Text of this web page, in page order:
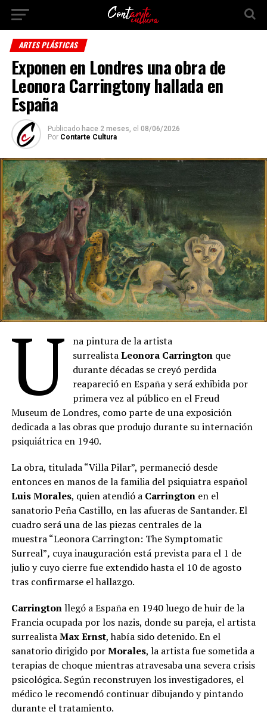
ARTES PLÁSTICAS
Exponen en Londres una obra de
Leonora Carringtony hallada en
España
Publicado hace 2 meses, el 08/06/2026
Por Contarte Cultura
U
na pintura de la artista
surrealistaLeonora Carrington que
durante décadas se creyó perdida
reapareció en España y será exhibida por
primera vez al público en el Freud
Museum de Londres, como parte de una exposición
dedicada a las obras que produjo durante su internación
psiquiátrica en 1940.
La obra, titulada “Villa Pilar”, permaneció desde
entonces en manos de la familia del psiquiatra español
Luis Morales, quien atendió a Carrington en el
sanatorio Peña Castillo, en las afueras de Santander. El
cuadro será una de las piezas centrales de la
muestra “Leonora Carrington: The Symptomatic
Surreal”, cuya inauguración está prevista para el 1 de
julio y cuyo cierre fue extendido hasta el 10 de agosto
tras confirmarse el hallazgo.
Carringtonllegó a España en 1940 luego de huir de la
Francia ocupada por los nazis, donde su pareja, el artista
surrealistaMax Ernst, había sido detenido. En el
sanatorio dirigido porMorales, la artista fue sometida a
terapias de choque mientras atravesaba una severa crisis
psicológica. Según reconstruyen los investigadores, el
médico le recomendó continuar dibujando y pintando
durante el tratamiento.